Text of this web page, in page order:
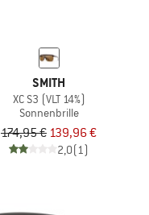
SMITH
XC S3 (VLT 14%)
Sonnenbrille
174,95 € 139,96 €
2,0(1)